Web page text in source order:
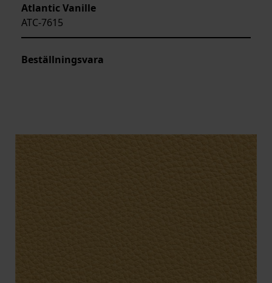
Atlantic Vanille
ATC-7615
Beställningsvara